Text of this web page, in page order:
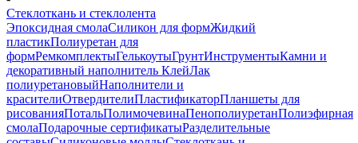
Стеклоткань и стеклолента
Эпоксидная смолаСиликон для формЖидкий
пластикПолиуретан для
формРемкомплектыГелькоутыГрунтИнструментыКамни и
декоративный наполнитель КлейЛак
полиуретановыйНаполнители и
красителиОтвердителиПластификаторПланшеты для
рисованияПотальПолимочевинаПенополиуретанПолиэфирная
смолаПодарочные сертификатыРазделительные